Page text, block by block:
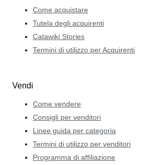
Come acquistare
Tutela degli acquirenti
Catawiki Stories
Termini di utilizzo per Acquirenti
Vendi
Come vendere
Consigli per venditori
Linee guida per categoria
Termini di utilizzo per venditori
Programma di affiliazione